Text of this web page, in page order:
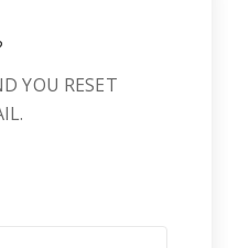
YOU RESET